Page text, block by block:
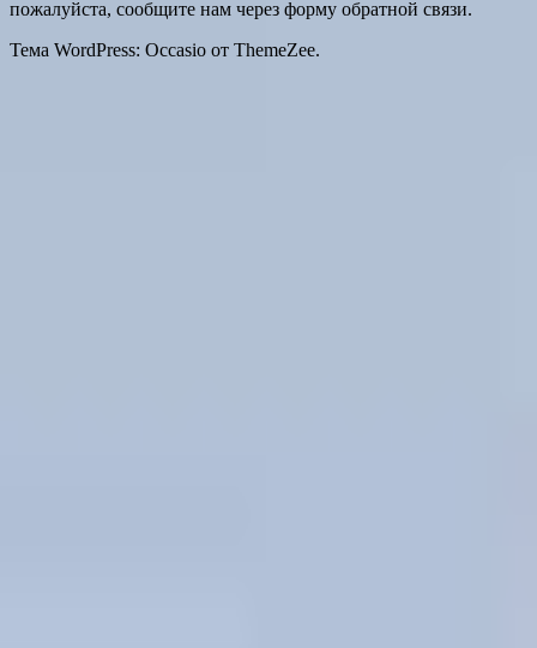
пожалуйста, сообщите нам через форму обратной связи.
Тема WordPress: Occasio от ThemeZee.